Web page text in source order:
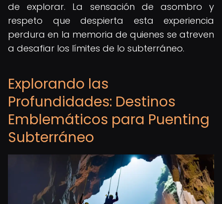
de explorar. La sensación de asombro y
respeto que despierta esta experiencia
perdura en la memoria de quienes se atreven
a desafiar los límites de lo subterráneo.
Explorando las
Profundidades: Destinos
Emblemáticos para Puenting
Subterráneo